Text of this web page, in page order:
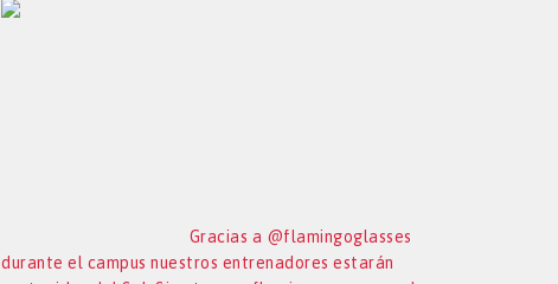
Gracias a @flamingoglasses
durante el campus nuestros entrenadores estarán